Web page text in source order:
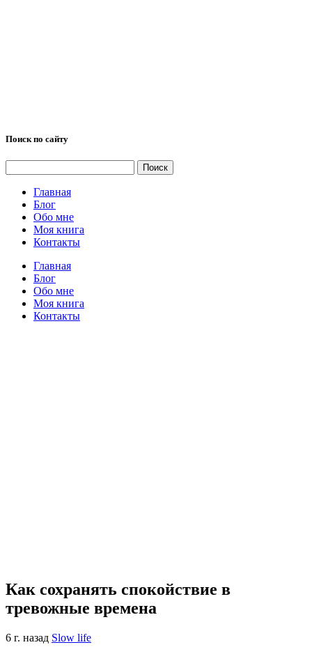
Поиск по сайту
Главная
Блог
Обо мне
Моя книга
Контакты
Главная
Блог
Обо мне
Моя книга
Контакты
Как сохранять спокойствие в
тревожные времена
6 г. назад Slow life